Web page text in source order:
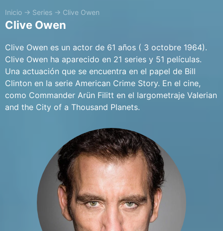
Inicio → Series → Clive Owen
Clive Owen
Clive Owen es un actor de 61 años ( 3 octobre 1964).
Clive Owen ha aparecido en 21 series y 51 películas.
Una actuación que se encuentra en el papel de Bill
Clinton en la serie American Crime Story. En el cine,
como Commander Arün Filitt en el largometraje Valerian
and the City of a Thousand Planets.